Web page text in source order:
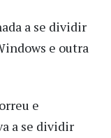
a se dividir
e outra
e
a se dividir